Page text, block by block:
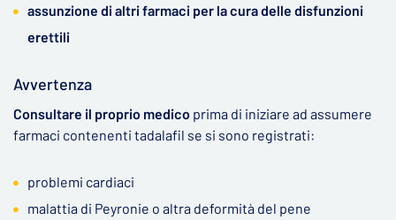
assunzione di altri farmaci per la cura delle disfunzioni
erettili
Avvertenza
Consultare il proprio medico prima di iniziare ad assumere
farmaci contenenti tadalafil se si sono registrati:
problemi cardiaci
malattia di Peyronie o altra deformità del pene